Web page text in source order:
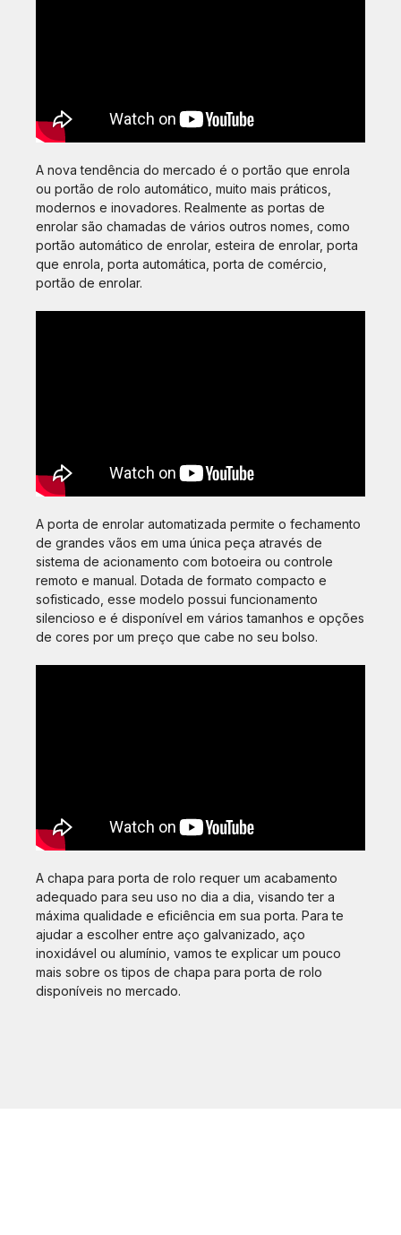
A nova tendência do mercado é o portão que enrola
ou portão de rolo automático, muito mais práticos,
modernos e inovadores. Realmente as portas de
enrolar são chamadas de vários outros nomes, como
portão automático de enrolar, esteira de enrolar, porta
que enrola, porta automática, porta de comércio,
portão de enrolar.
A porta de enrolar automatizada permite o fechamento
de grandes vãos em uma única peça através de
sistema de acionamento com botoeira ou controle
remoto e manual. Dotada de formato compacto e
sofisticado, esse modelo possui funcionamento
silencioso e é disponível em vários tamanhos e opções
de cores por um preço que cabe no seu bolso.
A chapa para porta de rolo requer um acabamento
adequado para seu uso no dia a dia, visando ter a
máxima qualidade e eficiência em sua porta. Para te
ajudar a escolher entre aço galvanizado, aço
inoxidável ou alumínio, vamos te explicar um pouco
mais sobre os tipos de chapa para porta de rolo
disponíveis no mercado.